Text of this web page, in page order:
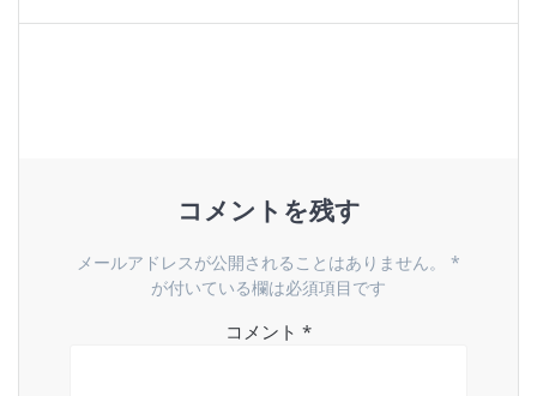
コメントを残す
メールアドレスが公開されることはありません。
*
が付いている欄は必須項目です
コメント *